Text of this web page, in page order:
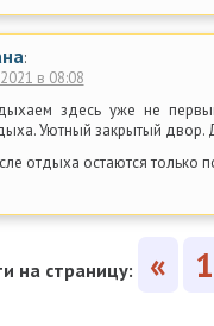
:
в 08:08
здесь уже не
Уютный закрытый двор.
отдыха остаются только
на страницу: « 1